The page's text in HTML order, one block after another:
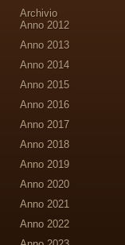
Archivio
Anno 2012
Anno 2013
Anno 2014
Anno 2015
Anno 2016
Anno 2017
Anno 2018
Anno 2019
Anno 2020
Anno 2021
Anno 2022